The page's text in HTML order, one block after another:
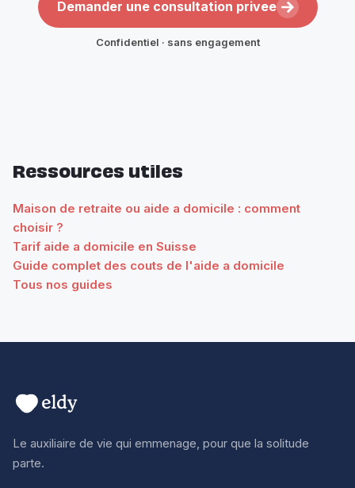
Demander une consultation privee
Confidentiel · sans engagement
Ressources utiles
Maison de retraite ou aide a domicile : comment
choisir ?
Tarif aide a domicile en Suisse
Guide complet des couts de l'aide a domicile
Tous nos guides
Le auxiliaire de vie qui emmenage, pour que la solitude
parte.